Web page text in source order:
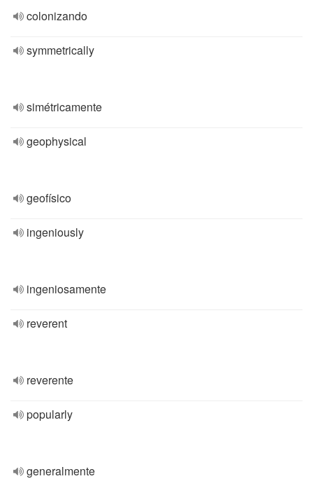
colonizando
symmetrically
simétricamente
geophysical
geofísico
ingeniously
ingeniosamente
reverent
reverente
popularly
generalmente